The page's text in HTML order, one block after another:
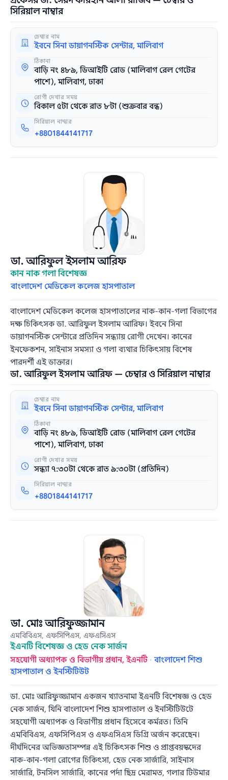
সিরিয়াল নাম্বার
চেম্বার নাম
ইবনে সিনা ডায়াগনস্টিক সেন্টার, মালিবাগ
ঠিকানা
বাড়ি নং ৪৮৯, ডিআইটি রোড (মালিবাগ রেল গেটের
পাশে), মালিবাগ, ঢাকা
রোগী দেখার সময়
বিকাল ৫টা থেকে রাত ৮টা (শুক্রবার বন্ধ)
সিরিয়াল নাম্বার
+8801844141717
ডা. আরিফুল ইসলাম আরিফ
কান নাক গলা বিশেষজ্ঞ
বাংলাদেশ মেডিকেল কলেজ হাসপাতাল
বাংলাদেশ মেডিকেল কলেজ হাসপাতালের নাক-কান-গলা বিভাগের
দক্ষ চিকিৎসক ডা. আরিফুল ইসলাম আরিফ। ইবনে সিনা
ডায়াগনস্টিক সেন্টারে প্রতিদিন সন্ধ্যায় রোগী দেখেন। কানের
ইনফেকশন, সাইনাস সমস্যা ও গলা ব্যথার চিকিৎসায় বিশেষ
পারদর্শী এই ডাক্তার।
ডা. আরিফুল ইসলাম আরিফ — চেম্বার ও সিরিয়াল নাম্বার
চেম্বার নাম
ইবনে সিনা ডায়াগনস্টিক সেন্টার, মালিবাগ
ঠিকানা
বাড়ি নং ৪৮৯, ডিআইটি রোড (মালিবাগ রেল গেটের
পাশে), মালিবাগ, ঢাকা
রোগী দেখার সময়
সন্ধ্যা ৭:৩০টা থেকে রাত ৯:৩০টা (প্রতিদিন)
সিরিয়াল নাম্বার
+8801844141717
ডা. মোঃ আরিফুজ্জামান
এমবিবিএস, এফসিপিএস, এফএসিএস
ইএনটি বিশেষজ্ঞ ও হেড নেক সার্জন
সহযোগী অধ্যাপক ও বিভাগীয় প্রধান, ইএনটি ·বাংলাদেশ শিশু
হাসপাতাল ও ইনস্টিটিউট
ডা. মোঃ আরিফুজ্জামান একজন খ্যাতনামা ইএনটি বিশেষজ্ঞ ও হেড
নেক সার্জন, যিনি বাংলাদেশ শিশু হাসপাতাল ও ইনস্টিটিউটে
সহযোগী অধ্যাপক ও বিভাগীয় প্রধান হিসেবে কর্মরত। তিনি
এমবিবিএস, এফসিপিএস ও এফএসিএস ডিগ্রি অর্জন করেছেন।
দীর্ঘদিনের অভিজ্ঞতাসম্পন্ন এই চিকিৎসক শিশু ও প্রাপ্তবয়স্কদের
নাক-কান-গলা রোগের চিকিৎসা, হেড নেক সার্জারি, সাইনাস
সার্জারি, টনসিল সার্জারি, কানের পর্দা ছিদ্র মেরামত, গলার টিউমার